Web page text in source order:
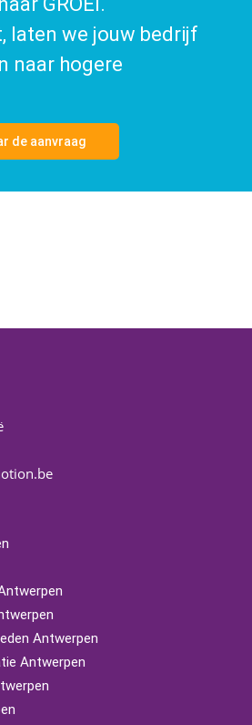
laten we jouw bedrijf
naar hogere
de aanvraag
Antwerpen
Antwerpen